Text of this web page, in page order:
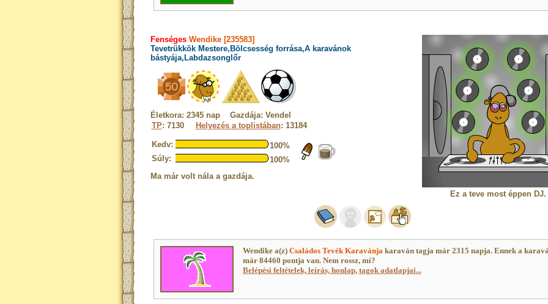
FenségesWendike [235583]
Tevetrükkök Mestere,Bölcsesség forrása,A karavánok
bástyája,Labdazsonglőr
Életkora: 2345 nap Gazdája: Vendel
TP: 7130 Helyezés a toplistában: 13184
Kedv:
100%
Súly:
100%
Ma már volt nála a gazdája.
Ez a teve most éppen DJ.
Wendike a(z) Családos Tevék Karavánjakaraván tagja már 2315 napja. Ennek a
már 84460 pontja van. Nem rossz, mi?
Belépési feltételek, leírás, honlap, tagok adatlapjai...